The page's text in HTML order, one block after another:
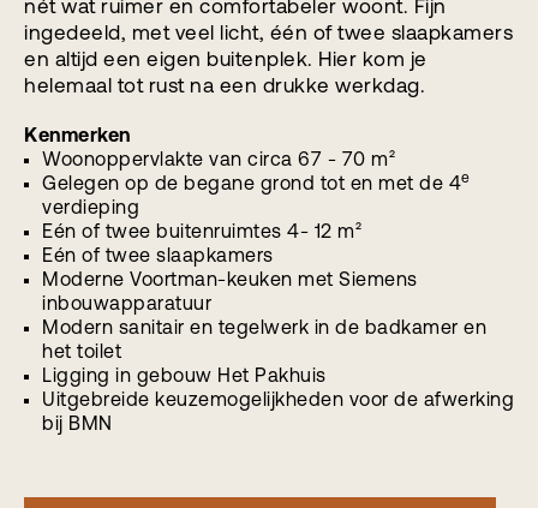
nét wat ruimer en comfortabeler woont. Fijn
ingedeeld, met veel licht, één of twee slaapkamers
en altijd een eigen buitenplek. Hier kom je
helemaal tot rust na een drukke werkdag.
Kenmerken
Woonoppervlakte van circa 67 - 70 m²
Gelegen op de begane grond tot en met de 4e
verdieping
Eén of twee buitenruimtes 4- 12 m²
Eén of twee slaapkamers
Moderne Voortman-keuken met Siemens
inbouwapparatuur
Modern sanitair en tegelwerk in de badkamer en
het toilet
Ligging in gebouw Het Pakhuis
Uitgebreide keuzemogelijkheden voor de afwerking
bij BMN